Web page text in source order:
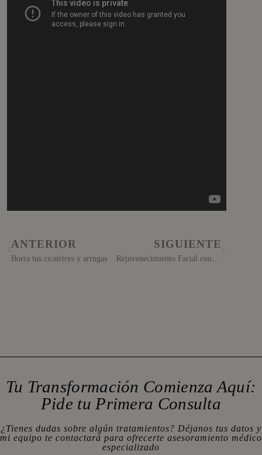
ANTERIOR
Borra tus cicatrices y arrugas
SIGUIENTE
Rejuvenecimiento Facial con Técnica Sol Radiante
Tu Transformación Comienza Aquí:
Pide tu Primera Consulta
¿Tienes dudas sobre algún tratamientos? Déjanos tus datos y
mi equipo te contactará para ofrecerte asesoramiento médico
especializado